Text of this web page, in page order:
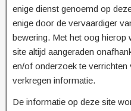
enige dienst genoemd op
enige door de vervaardiger
bewering. Met het oog hierop
site altijd aangeraden
en/of onderzoek te
verkregen informatie.
De informatie op deze site